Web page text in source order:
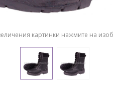
картинки нажмите на